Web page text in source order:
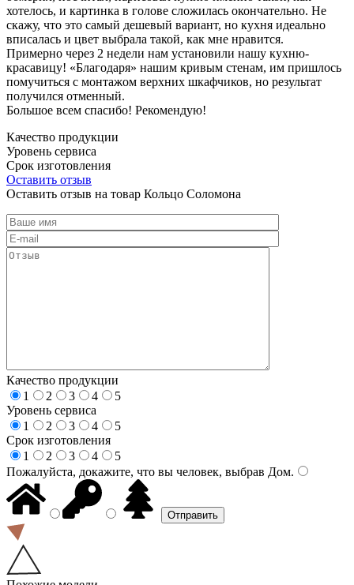
хотелось, и картинка в голове сложилась окончательно. Не
скажу, что это самый дешевый вариант, но кухня идеально
вписалась и цвет выбрала такой, как мне нравится.
Примерно через 2 недели нам установили нашу кухню-
красавицу! «Благодаря» нашим кривым стенам, им пришлось
помучиться с монтажом верхних шкафчиков, но результат
получился отменный.
Большое всем спасибо! Рекомендую!
Качество продукции
Уровень сервиса
Срок изготовления
Оставить отзыв
Оставить отзыв на товар Кольцо Соломона
Качество продукции
1
2 3 4
5
Уровень сервиса
1
2 3 4
5
Срок изготовления
1
2 3 4
5
Пожалуйста, докажите, что вы человек, выбрав Дом.